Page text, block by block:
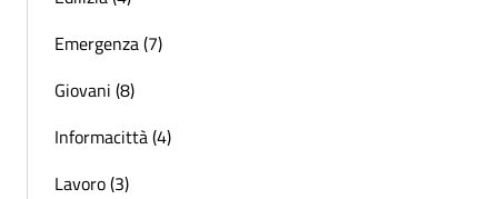
Emergenza (7)
Giovani (8)
Informacittà (4)
Lavoro (3)